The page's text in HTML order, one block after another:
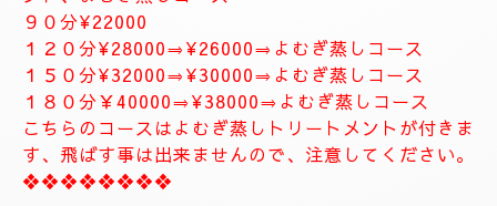
❖❖❖❖❖❖❖❖❖❖❖❖
✨８月のおすすめコース✨
🌺🌻①ジャプカサイ＆リンガムトリートメントコース
🌻🌺
当店一番人気の高いトリートメントコースになりま
す。